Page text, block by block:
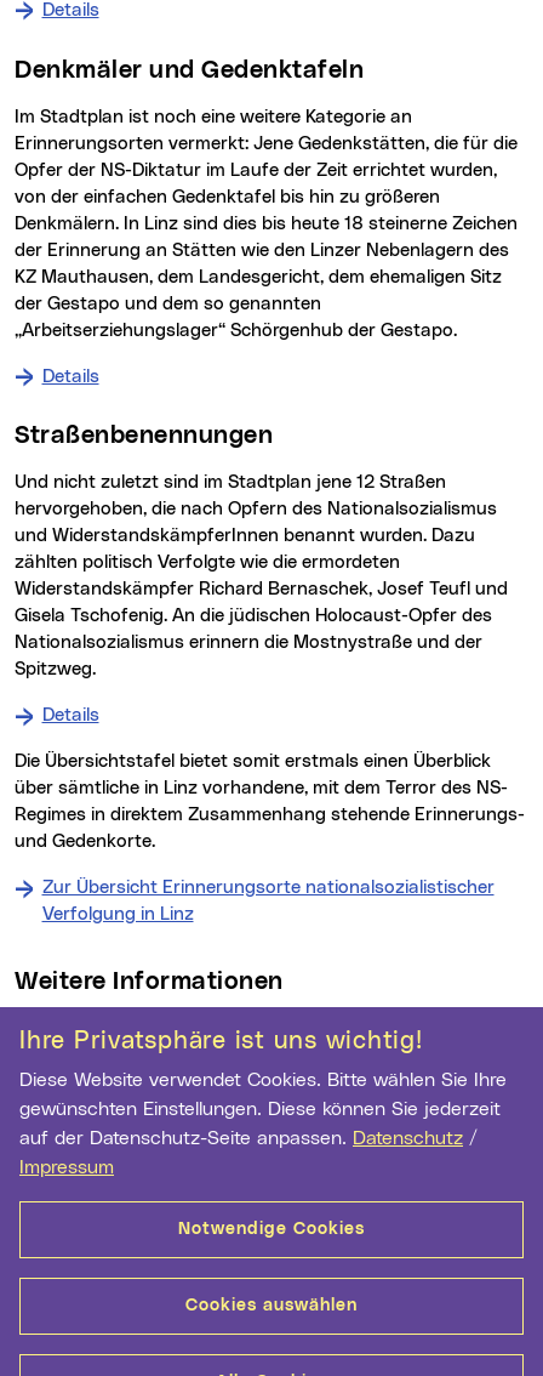
Ihre Privatsphäre ist uns wichtig!
Diese Website verwendet Cookies. Bitte wählen Sie Ihre
gewünschten Einstellungen. Diese können Sie jederzeit
auf der Datenschutz-Seite anpassen. Datenschutz /
Impressum
Notwendige Cookies
Cookies auswählen
Detailszu Jüdische Einrichtungen nach 1945
Denkmäler und Gedenktafeln
Erinnerungsorten vermerkt: Jene Gedenkstätten, die für die
Opfer der NS-Diktatur im Laufe der Zeit errichtet wurden,
von der einfachen Gedenktafel bis hin zu größeren
Denkmälern. In Linz sind dies bis heute 18 steinerne Zeichen
der Erinnerung an Stätten wie den Linzer Nebenlagern des
KZ Mauthausen, dem Landesgericht, dem ehemaligen Sitz
der Gestapo und dem so genannten
„Arbeitserziehungslager“ Schörgenhub der Gestapo.
Detailszu Denkmäler und Gedenktafeln
Straßenbenennungen
Und nicht zuletzt sind im Stadtplan jene 12 Straßen
hervorgehoben, die nach Opfern des Nationalsozialismus
und WiderstandskämpferInnen benannt wurden. Dazu
zählten politisch Verfolgte wie die ermordeten
Widerstandskämpfer Richard Bernaschek, Josef Teufl und
Gisela Tschofenig. An die jüdischen Holocaust-Opfer des
Nationalsozialismus erinnern die Mostnystraße und der
Spitzweg.
Detailszu Straßenbenennungen
Die Übersichtstafel bietet somit erstmals einen Überblick
über sämtliche in Linz vorhandene, mit dem Terror des NS-
Regimes in direktem Zusammenhang stehende Erinnerungs-
und Gedenkorte.
Zur Übersicht Erinnerungsorte nationalsozialistischer
Verfolgung in Linz
Weitere Informationen
Kontakt
Archiv der Stadt Linz
Hauptstr. 1-5
4041 Linz
Telefon:
+43 732 7070 2973
Wichtige Links